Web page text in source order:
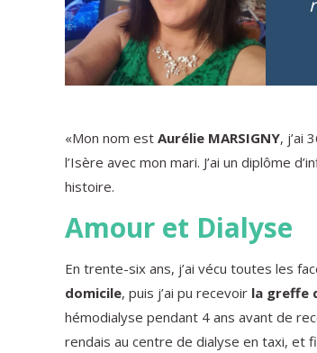
«Mon nom est Aurélie MARSIGNY, j’ai
l’Isère avec mon mari. J’ai un diplôme
histoire.
Amour et Dialyse
En trente-six ans, j’ai vécu toutes les
domicile, puis j’ai pu recevoir la greffe
hémodialyse pendant 4 ans avant de
rendais au centre de dialyse en taxi, et